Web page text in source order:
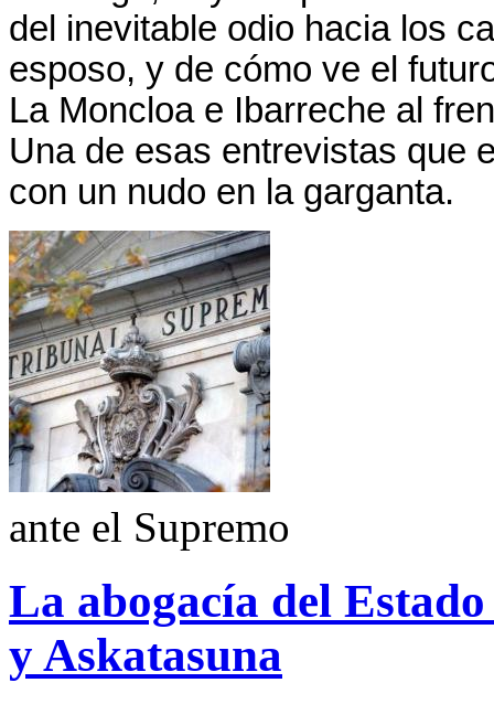
del inevitable odio hacia los
esposo, y de cómo ve el
La Moncloae Ibarreche al
Una de esas entrevistas que
con un nudo en la garganta.
ante el Supremo
La abogacía del
y Askatasuna